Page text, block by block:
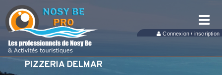
Connexion / inscription
PIZZERIA DELMAR